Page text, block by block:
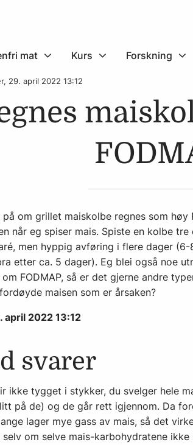
mat Kurs Forskning
29. april 2022 13:12
på om grillet maiskolbe regnes som
når eg spiser mais. Spiste en kolbe
men hyppig avføring i flere dager
etter ca. 5 dager). Eg blei også noe
FODMAP, så er det gjerne andre
maisen som er årsaken?
april 2022 13:12
svarer
ikke tygget i stykker, du svelger hele
på de) og de går rett igjennom. Da
lager mye gass av mais, så det
om selve mais-karbohydratene